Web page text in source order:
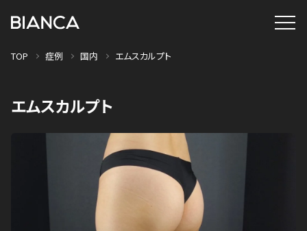
TOP 症例 国内 エムスカルプト
エムスカルプト